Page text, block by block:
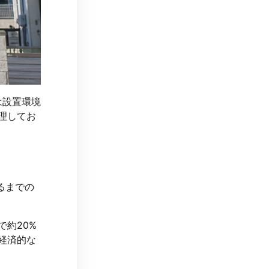
置環境
してお
までの
約20%
済的な